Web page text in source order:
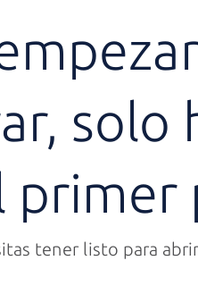
solo
primer
tener listo para